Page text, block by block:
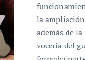
la
además de
vocería del